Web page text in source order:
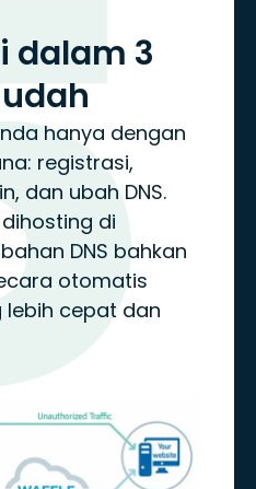
dalam 3
hanya dengan
registrasi,
dan ubah DNS.
di
DNS bahkan
otomatis
lebih cepat dan